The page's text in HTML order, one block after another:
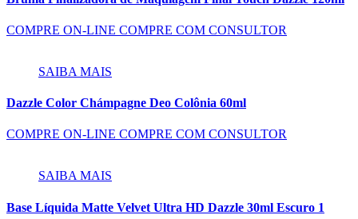
COMPRE ON-LINE COMPRE COM CONSULTOR
SAIBA MAIS
Dazzle Color Chámpagne Deo Colônia 60ml
COMPRE ON-LINE COMPRE COM CONSULTOR
SAIBA MAIS
Base Líquida Matte Velvet Ultra HD Dazzle 30ml Escuro 1